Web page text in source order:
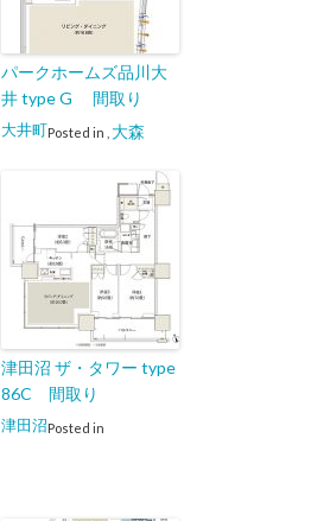
パークホームズ品川大
井 type G 間取り
Posted in
大井町 大森
津田沼 ザ・タワー type
86C 間取り
Posted in
津田沼